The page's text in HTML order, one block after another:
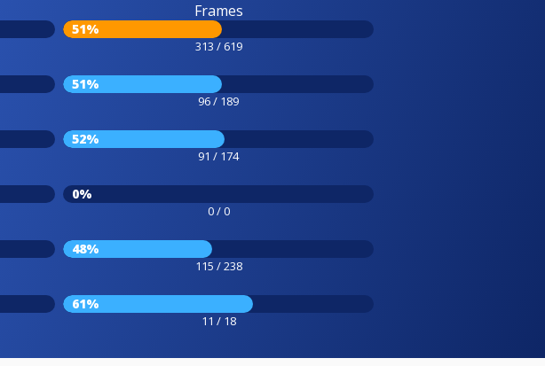
Frames
51%
313 / 619
51%
96 / 189
52%
91 / 174
0%
0 / 0
48%
115 / 238
61%
11 / 18